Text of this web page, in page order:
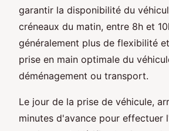
garantir la disponibilité du
créneaux du matin, entre 8h et
généralement plus de flexibilité
prise en main optimale du
déménagement ou transport.
Le jour de la prise de véhicule,
minutes d'avance pour effectuer